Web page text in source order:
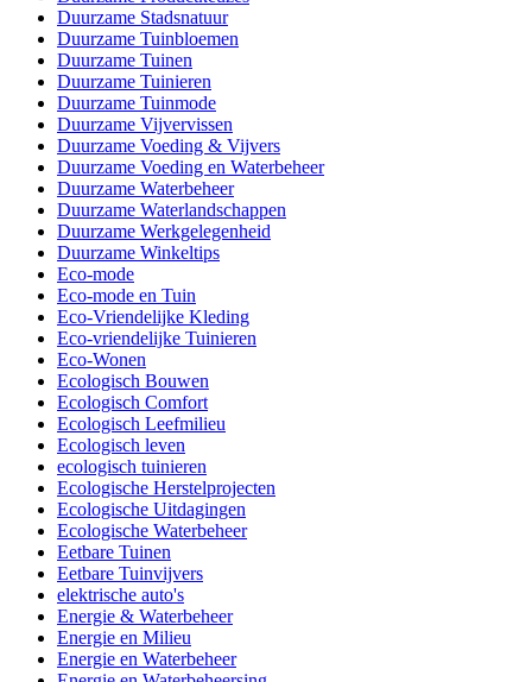
Duurzame Stadsnatuur
Duurzame Tuinbloemen
Duurzame Tuinen
Duurzame Tuinieren
Duurzame Tuinmode
Duurzame Vijvervissen
Duurzame Voeding & Vijvers
Duurzame Voeding en Waterbeheer
Duurzame Waterbeheer
Duurzame Waterlandschappen
Duurzame Werkgelegenheid
Duurzame Winkeltips
Eco-mode
Eco-mode en Tuin
Eco-Vriendelijke Kleding
Eco-vriendelijke Tuinieren
Eco-Wonen
Ecologisch Bouwen
Ecologisch Comfort
Ecologisch Leefmilieu
Ecologisch leven
ecologisch tuinieren
Ecologische Herstelprojecten
Ecologische Uitdagingen
Ecologische Waterbeheer
Eetbare Tuinen
Eetbare Tuinvijvers
elektrische auto's
Energie & Waterbeheer
Energie en Milieu
Energie en Waterbeheer